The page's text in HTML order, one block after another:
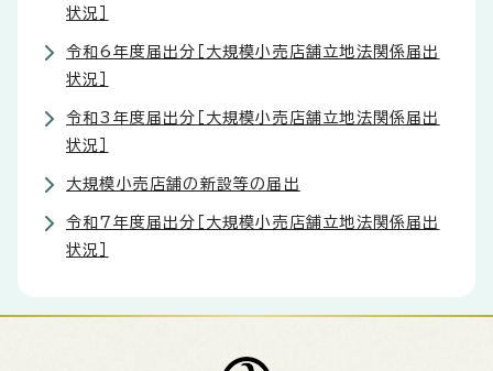
状況］
令和6年度届出分［大規模小売店舗立地法関係届出
状況］
令和3年度届出分［大規模小売店舗立地法関係届出
状況］
大規模小売店舗の新設等の届出
令和7年度届出分［大規模小売店舗立地法関係届出
状況］